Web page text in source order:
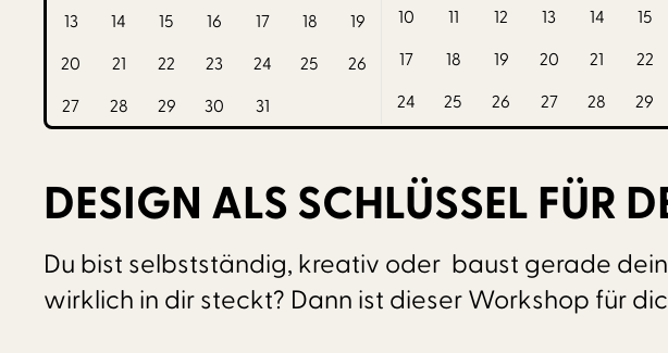
13
14 15 16 17 18
19
20
21 22 23 24 25
26
27
28 29 30 31
10
11 12 13 14 15
17
18 19 20 21 22
24
25 26 27 28 29
DESIGN ALS SCHLÜSSEL FÜR
Du bist selbstständig, kreativ oder baust gerade
wirklich in dir steckt? Dann ist dieser Workshop für